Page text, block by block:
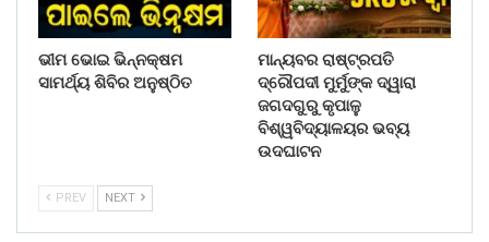
ଭୀମ ଭୋଇ ଭିନ୍ନକ୍ଷମ
ସାମର୍ଥ୍ୟ ଶିବିର ଅନୁଷ୍ଠିତ
ମାନ୍ୟବର ରାଷ୍ଟ୍ରପତି
ଦ୍ରୌପଦୀ ମୁର୍ମୁଙ୍କ ଦ୍ୱାରା
ଜଗଦଗୁରୁ କୃପାଳୁ
ବିଶ୍ୱବିଦ୍ୟାଳୟର ଭବ୍ୟ
ଉଦଘାଟନ
PREV NEXT